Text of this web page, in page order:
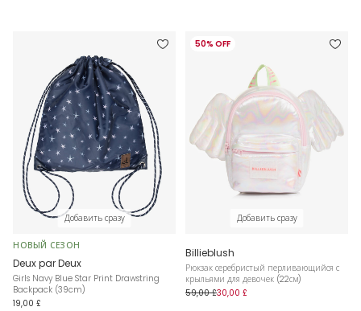
Добавить сразу
НОВЫЙ СЕЗОН
Deux par Deux
Girls Navy Blue Star Print Drawstring
Backpack (39cm)
19,00 £
50% OFF
Добавить сразу
Billieblush
Рюкзак серебристый перливающийся с
крыльями для девочек (22см)
59,00 £30,00 £